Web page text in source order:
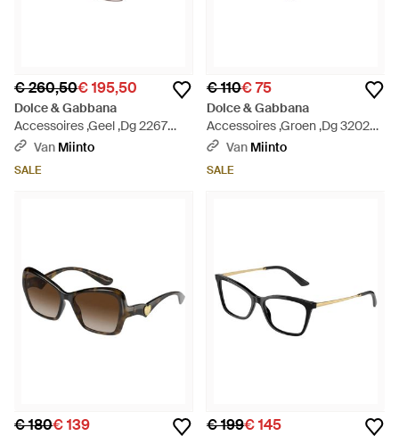
€ 260,50€ 195,50
Dolce & Gabbana
Accessoires ,Geel ,Dg 2267
Zonnebril - Bruin
Van Miinto
SALE
€ 110€ 75
Dolce & Gabbana
Accessoires ,Groen ,Dg 3202
Optisch Montuur - Bruin
Van Miinto
SALE
€ 180€ 139 € 199€ 145